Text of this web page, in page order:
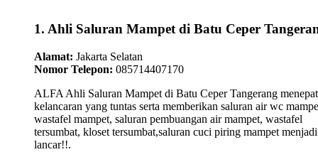
1. Ahli Saluran Mampet di Batu Ceper
Alamat: Jakarta Selatan
Nomor Telepon: 085714407170
ALFA Ahli Saluran Mampet di Batu Ceper Tangerang
kelancaran yang tuntas serta memberikan saluran air wc
wastafel mampet, saluran pembuangan air mampet, wastafel
tersumbat, kloset tersumbat,saluran cuci piring mampet menjadi
lancar!!.